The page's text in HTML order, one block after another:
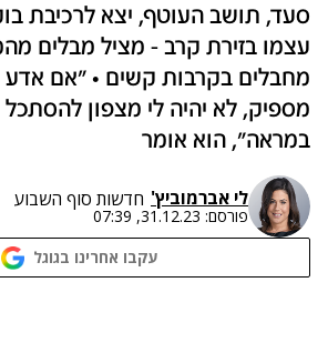
סעד, תושב העוטף, יצא לרכיבת
עצמו בזירת קרב - מציל מבלים
מחבלים בקרבות קשים • "אם אדע
מספיק, לא יהיה לי מצפון
במראה", הוא אומר
לי אברמוביץ' חדשות סוף השבוע
פורסם: 31.12.23, 07:39
עקבו אחרינו בגוגל
נתקלנו בבעיה